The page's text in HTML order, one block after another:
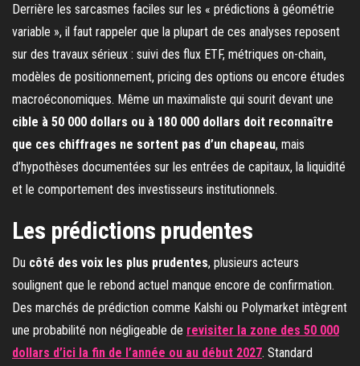
Derrière les sarcasmes faciles sur les « prédictions à géométrie
variable », il faut rappeler que la plupart de ces analyses reposent
sur des travaux sérieux : suivi des flux ETF, métriques on-chain,
modèles de positionnement, pricing des options ou encore études
macroéconomiques. Même un maximaliste qui sourit devant une
cible à 50 000 dollars ou à 180 000 dollars doit reconnaître
que ces chiffrages ne sortent pas d’un chapeau, mais
d’hypothèses documentées sur les entrées de capitaux, la liquidité
et le comportement des investisseurs institutionnels.
Les prédictions prudentes
Du côté des voix les plus prudentes, plusieurs acteurs
soulignent que le rebond actuel manque encore de confirmation.
Des marchés de prédiction comme Kalshi ou Polymarket intègrent
une probabilité non négligeable de revisiter la zone des 50 000
dollars d’ici la fin de l’année ou au début 2027. Standard